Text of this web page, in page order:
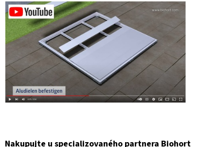
Nakupujte u specializovaného partnera Biohort